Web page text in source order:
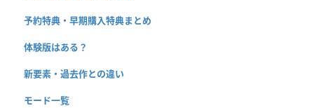
予約特典・早期購入特典まとめ
体験版はある？
新要素・過去作との違い
モード一覧